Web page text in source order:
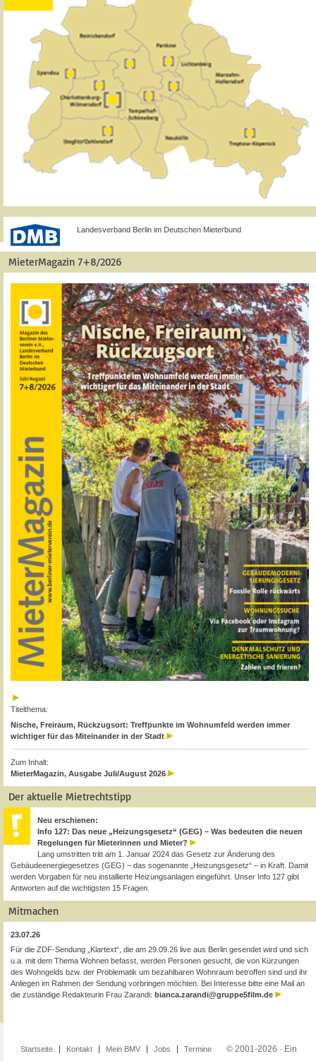
Landesverband Berlin im Deutschen Mieterbund
MieterMagazin 7+8/2026
Titelthema:
Nische, Freiraum, Rückzugsort: Treffpunkte im Wohnumfeld werden immer
wichtiger für das Miteinander in der Stadt
Zum Inhalt:
MieterMagazin, Ausgabe Juli/August 2026
Der aktuelle Mietrechtstipp
Neu erschienen:
Info 127: Das neue „Heizungsgesetz“ (GEG) – Was bedeuten die neuen
Regelungen für Mieterinnen und Mieter?
Lang umstritten tritt am 1. Januar 2024 das Gesetz zur Änderung des
Gebäudeenergiegesetzes (GEG) – das sogenannte „Heizungsgesetz“ – in Kraft. Damit
werden Vorgaben für neu installierte Heizungsanlagen eingeführt. Unser Info 127 gibt
Antworten auf die wichtigsten 15 Fragen.
Mitmachen
23.07.26
Für die ZDF-Sendung „Klartext“, die am 29.09.26 live aus Berlin gesendet wird und sich
u.a. mit dem Thema Wohnen befasst, werden Personen gesucht, die von Kürzungen
des Wohngelds bzw. der Problematik um bezahlbaren Wohnraum betroffen sind und ihr
Anliegen im Rahmen der Sendung vorbringen möchten. Bei Interesse bitte eine Mail an
die zuständige Redakteurin Frau Zarandi: bianca.zarandi@gruppe5film.de
Startseite Kontakt Mein BMV Jobs Termine © 2001-2026 · Ein